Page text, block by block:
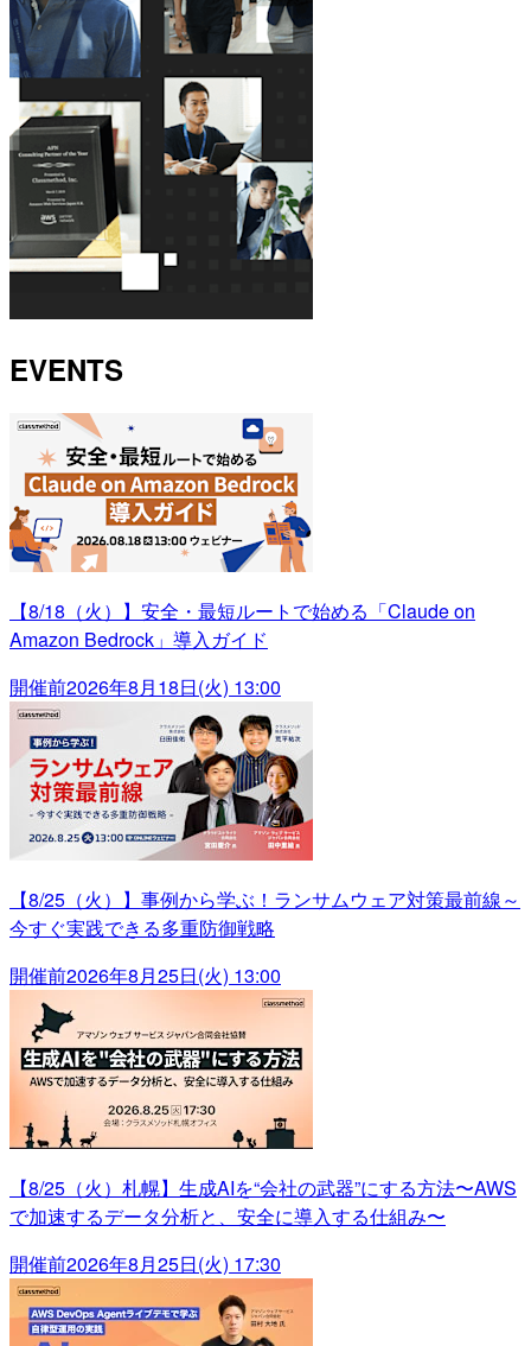
EVENTS
【8/18（火）】安全・最短ルートで始める「Claude on
Amazon Bedrock」導入ガイド
開催前2026年8月18日(火) 13:00
【8/25（火）】事例から学ぶ！ランサムウェア対策最前線～
今すぐ実践できる多重防御戦略
開催前2026年8月25日(火) 13:00
【8/25（火）札幌】生成AIを“会社の武器”にする方法〜AWS
で加速するデータ分析と、安全に導入する仕組み〜
開催前2026年8月25日(火) 17:30